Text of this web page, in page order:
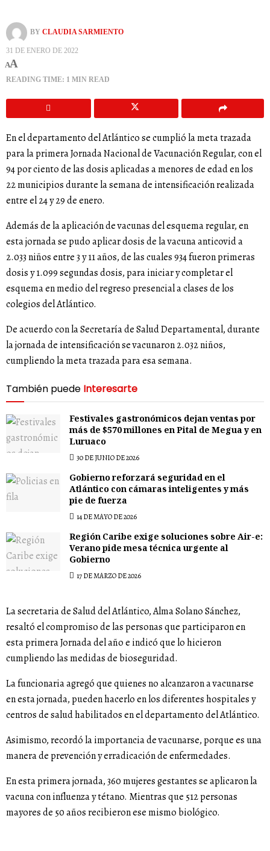
BY CLAUDIA SARMIENTO
31 DE ENERO DE 2022
AA
READING TIME: 1 MIN READ
En el departamento del Atlántico se cumplió la meta trazada
para la primera Jornada Nacional de Vacunación Regular, con el
94 por ciento de las dosis aplicadas a menores de edad en los
22 municipios durante la semana de intensificación realizada
entre el 24 y 29 de enero.
Además de la aplicación de vacunas del esquema regular, en
esta jornada se pudo aplicar dosis de la vacuna anticovid a
2.033 niños entre 3 y 11 años, de las cuales 934 fueron primeras
dosis y 1.099 segundas dosis, para iniciar y completar el
esquema en medio del regreso presencial a clases de los
colegios del Atlántico.
De acuerdo con la Secretaría de Salud Departamental, durante
la jornada de intensificación se vacunaron 2.032 niños,
cumpliendo la meta trazada para esa semana.
También puede Interesarte
Festivales gastronómicos dejan ventas por
más de $570 millones en Pital de Megua y en
Luruaco
30 DE JUNIO DE 2026
Gobierno reforzará seguridad en el
Atlántico con cámaras inteligentes y más
pie de fuerza
14 DE MAYO DE 2026
Región Caribe exige soluciones sobre Air-e:
Verano pide mesa técnica urgente al
Gobierno
17 DE MARZO DE 2026
La secretaria de Salud del Atlántico, Alma Solano Sánchez,
resaltó el compromiso de las personas que participaron en
esta primera Jornada del año e indicó que lo hicieron
cumpliendo las medidas de bioseguridad.
La funcionaria agregó que quienes no alcanzaron a vacunarse
en esta jornada, pueden hacerlo en los diferentes hospitales y
centros de salud habilitados en el departamento del Atlántico.
Asimismo, recordó la importancia de vacunarse, porque es una
manera de prevención y erradicación de enfermedades.
En esta primera jornada, 360 mujeres gestantes se aplicaron la
vacuna con influenza y tétano. Mientras que 512 personas
mayores de 50 años recibieron ese mismo biológico.